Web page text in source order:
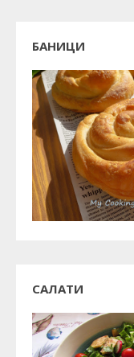
БАНИЦИ
САЛАТИ